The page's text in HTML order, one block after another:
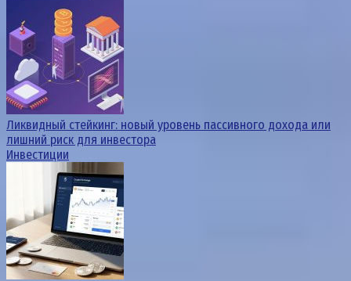
Ликвидный стейкинг: новый уровень пассивного дохода или
лишний риск для инвестора
Инвестиции